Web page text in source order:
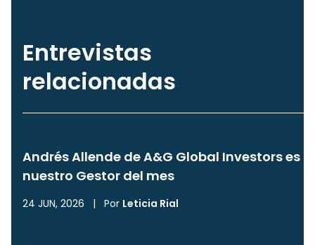
Entrevistas
relacionadas
Andrés Allende de A&G Global Investors es
nuestro Gestor del mes
24 JUN, 2026 | Por Leticia Rial